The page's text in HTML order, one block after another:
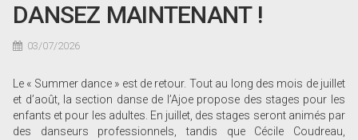
DANSEZ MAINTENANT !
03/07/2026
Le « Summer dance » est de retour. Tout au long des mois de juillet
et d’août, la section danse de l’Ajoe propose des stages pour les
enfants et pour les adultes. En juillet, des stages seront animés par
des danseurs professionnels, tandis que Cécile Coudreau,